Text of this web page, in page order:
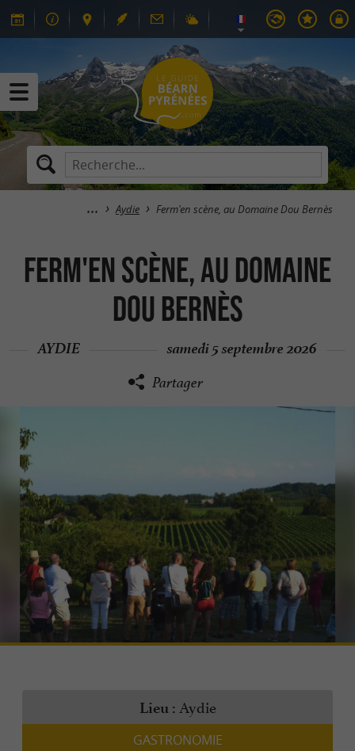
Aydie Ferm'en scène, au Domaine Dou Bernès
Ferm'en scène, au Domaine
Dou Bernès
AYDIE samedi 5 septembre 2026
Partager
Lieu : Aydie
GASTRONOMIE